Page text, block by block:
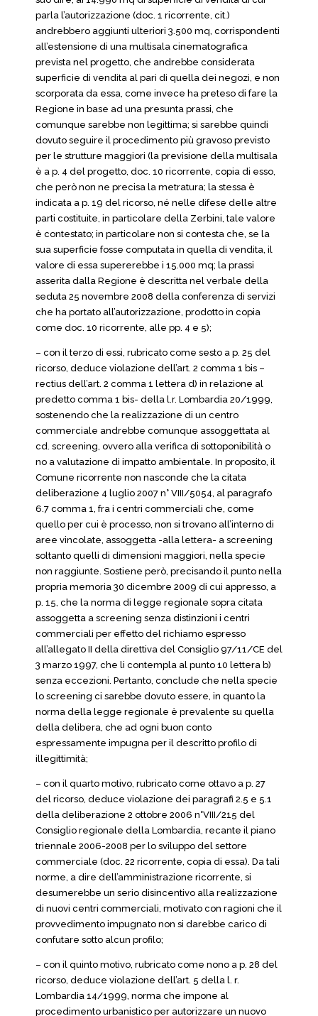
parla l’autorizzazione (doc. 1 ricorrente, cit.)
andrebbero aggiunti ulteriori 3.500 mq, corrispondenti
all’estensione di una multisala cinematografica
prevista nel progetto, che andrebbe considerata
superficie di vendita al pari di quella dei negozi, e non
scorporata da essa, come invece ha preteso di fare la
Regione in base ad una presunta prassi, che
comunque sarebbe non legittima; si sarebbe quindi
dovuto seguire il procedimento più gravoso previsto
per le strutture maggiori (la previsione della multisala
è a p. 4 del progetto, doc. 10 ricorrente, copia di esso,
che però non ne precisa la metratura; la stessa è
indicata a p. 19 del ricorso, né nelle difese delle altre
parti costituite, in particolare della Zerbini, tale valore
è contestato; in particolare non si contesta che, se la
sua superficie fosse computata in quella di vendita, il
valore di essa supererebbe i 15.000 mq; la prassi
asserita dalla Regione è descritta nel verbale della
seduta 25 novembre 2008 della conferenza di servizi
che ha portato all’autorizzazione, prodotto in copia
come doc. 10 ricorrente, alle pp. 4 e 5);
– con il terzo di essi, rubricato come sesto a p. 25 del
ricorso, deduce violazione dell’art. 2 comma 1 bis –
rectius dell’art. 2 comma 1 lettera d) in relazione al
predetto comma 1 bis- della l.r. Lombardia 20/1999,
sostenendo che la realizzazione di un centro
commerciale andrebbe comunque assoggettata al
cd. screening, ovvero alla verifica di sottoponibilità o
no a valutazione di impatto ambientale. In proposito, il
Comune ricorrente non nasconde che la citata
deliberazione 4 luglio 2007 n° VIII/5054, al paragrafo
6.7 comma 1, fra i centri commerciali che, come
quello per cui è processo, non si trovano all’interno di
aree vincolate, assoggetta -alla lettera- a screening
soltanto quelli di dimensioni maggiori, nella specie
non raggiunte. Sostiene però, precisando il punto nella
propria memoria 30 dicembre 2009 di cui appresso, a
p. 15, che la norma di legge regionale sopra citata
assoggetta a screening senza distinzioni i centri
commerciali per effetto del richiamo espresso
all’allegato II della direttiva del Consiglio 97/11/CE del
3 marzo 1997, che li contempla al punto 10 lettera b)
senza eccezioni. Pertanto, conclude che nella specie
lo screening ci sarebbe dovuto essere, in quanto la
norma della legge regionale è prevalente su quella
della delibera, che ad ogni buon conto
espressamente impugna per il descritto profilo di
illegittimità;
– con il quarto motivo, rubricato come ottavo a p. 27
del ricorso, deduce violazione dei paragrafi 2.5 e 5.1
della deliberazione 2 ottobre 2006 n°VIII/215 del
Consiglio regionale della Lombardia, recante il piano
triennale 2006-2008 per lo sviluppo del settore
commerciale (doc. 22 ricorrente, copia di essa). Da tali
norme, a dire dell’amministrazione ricorrente, si
desumerebbe un serio disincentivo alla realizzazione
di nuovi centri commerciali, motivato con ragioni che il
provvedimento impugnato non si darebbe carico di
confutare sotto alcun profilo;
– con il quinto motivo, rubricato come nono a p. 28 del
ricorso, deduce violazione dell’art. 5 della l. r.
Lombardia 14/1999, norma che impone al
procedimento urbanistico per autorizzare un nuovo